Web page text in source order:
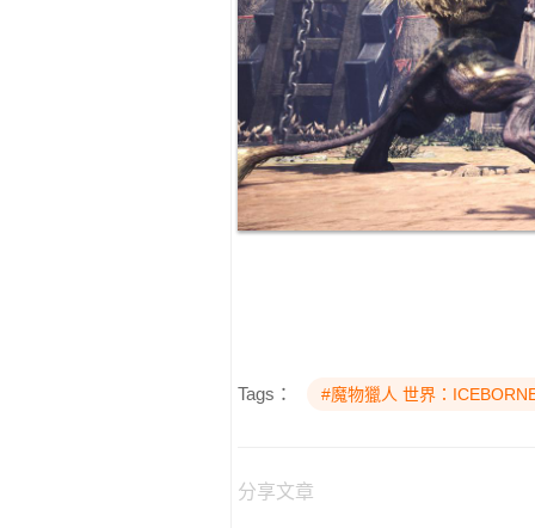
Tags： #魔物獵人 世界：
分享文章